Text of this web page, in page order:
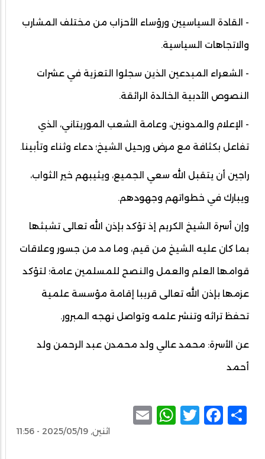
- القادة السياسيين و⁠رؤساء الأحزاب من مختلف المشارب
والاتجاهات السياسية.
- الشعراء المبدعين الذين سجلوا التعزية في عشرات
النصوص الأدبية الخالدة الرائقة.
- الإعلام والمدونين، وعامة الشعب الموريتاني، الذي
تفاعل بكثافة مع مرض ورحيل الشيخ؛ دعاء وثناء وتأبينا.
راجين أن يتقبل الله سعي الجميع، ويثيبهم خير الثواب،
ويبارك في خطواتهم وجهودهم.
وإن أسرة الشيخ الكريم إذ تؤكد بإذن الله تعالى تشبثھا
بما كان عليه الشيخ من قيم، وما مد من جسور وعلاقات
قوامھا العلم والعمل والنصح للمسلمين عامة؛ لتؤكد
عزمھا بإذن الله تعالى قريبا إقامة مؤسسة علمية
تحفظ تراثه وتنشر علمه وتواصل نهجه المبرور.
عن الأسرة: محمد عالي ولد محمدن عبد الرحمن ولد
أحمد
Share
Facebook
Twitter
WhatsApp
اثنين, 2025/05/19 - 11:56